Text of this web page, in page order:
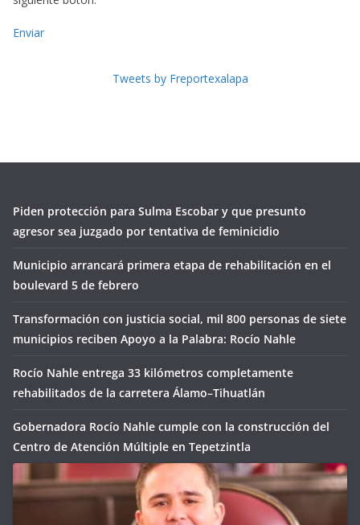
Enviar
Tweets by Freportexalapa
Piden protección para Sulma Escobar y que presunto
agresor sea juzgado por tentativa de feminicidio
Municipio arrancará primera etapa de rehabilitación en el
boulevard 5 de febrero
Transformación con justicia social, mil 800 personas de siete
municipios reciben Apoyo a la Palabra: Rocío Nahle
Rocío Nahle entrega 33 kilómetros completamente
rehabilitados de la carretera Álamo–Tihuatlán
Gobernadora Rocío Nahle cumple con la construcción del
Centro de Atención Múltiple en Tepetzintla